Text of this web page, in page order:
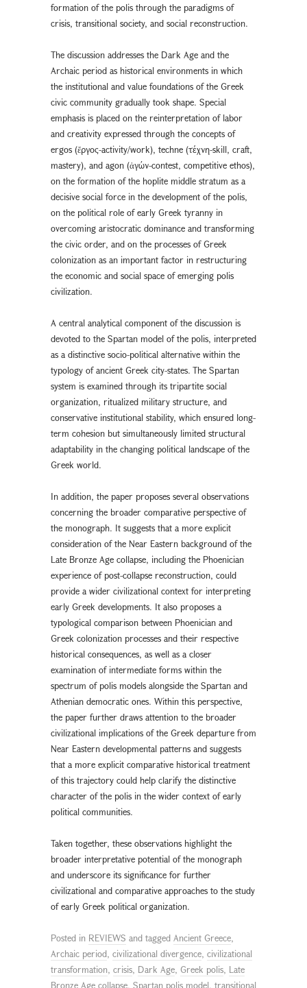
formation of the polis through the paradigms of
crisis, transitional society, and social reconstruction.
The discussion addresses the Dark Age and the
Archaic period as historical environments in which
the institutional and value foundations of the Greek
civic community gradually took shape. Special
emphasis is placed on the reinterpretation of labor
and creativity expressed through the concepts of
ergos (ἔργος-activity/work), techne (τέχνη-skill, craft,
mastery), and agon (ἀγών-contest, competitive ethos),
on the formation of the hoplite middle stratum as a
decisive social force in the development of the polis,
on the political role of early Greek tyranny in
overcoming aristocratic dominance and transforming
the civic order, and on the processes of Greek
colonization as an important factor in restructuring
the economic and social space of emerging polis
civilization.
A central analytical component of the discussion is
devoted to the Spartan model of the polis, interpreted
as a distinctive socio-political alternative within the
typology of ancient Greek city-states. The Spartan
system is examined through its tripartite social
organization, ritualized military structure, and
conservative institutional stability, which ensured long-
term cohesion but simultaneously limited structural
adaptability in the changing political landscape of the
Greek world.
In addition, the paper proposes several observations
concerning the broader comparative perspective of
the monograph. It suggests that a more explicit
consideration of the Near Eastern background of the
Late Bronze Age collapse, including the Phoenician
experience of post-collapse reconstruction, could
provide a wider civilizational context for interpreting
early Greek developments. It also proposes a
typological comparison between Phoenician and
Greek colonization processes and their respective
historical consequences, as well as a closer
examination of intermediate forms within the
spectrum of polis models alongside the Spartan and
Athenian democratic ones. Within this perspective,
the paper further draws attention to the broader
civilizational implications of the Greek departure from
Near Eastern developmental patterns and suggests
that a more explicit comparative historical treatment
of this trajectory could help clarify the distinctive
character of the polis in the wider context of early
political communities.
Taken together, these observations highlight the
broader interpretative potential of the monograph
and underscore its significance for further
civilizational and comparative approaches to the study
of early Greek political organization.
Posted in REVIEWS and tagged Ancient Greece,
Archaic period, civilizational divergence, civilizational
transformation, crisis, Dark Age, Greek polis, Late
Bronze Age collapse, Spartan polis model, transitional